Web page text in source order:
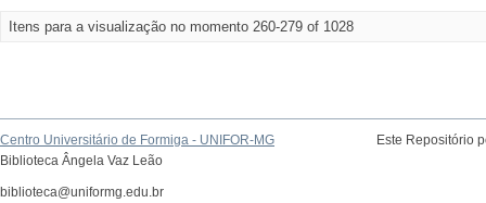
Itens para a visualização no momento 260-279 of 1028
Centro Universitário de Formiga - UNIFOR-MG
Biblioteca Ângela Vaz Leão
biblioteca@uniformg.edu.br
Este Repositório